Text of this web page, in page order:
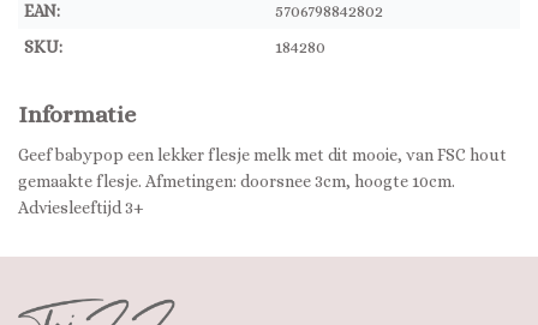
EAN:
5706798842802
SKU:
184280
Informatie
Geef babypop een lekker flesje melk met dit mooie, van FSC hout
gemaakte flesje. Afmetingen: doorsnee 3cm, hoogte 10cm.
Adviesleeftijd 3+